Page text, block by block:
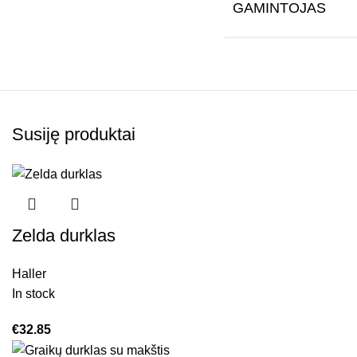
GAMINTOJAS
Susiję produktai
Zelda durklas
Haller
In stock
€32.85